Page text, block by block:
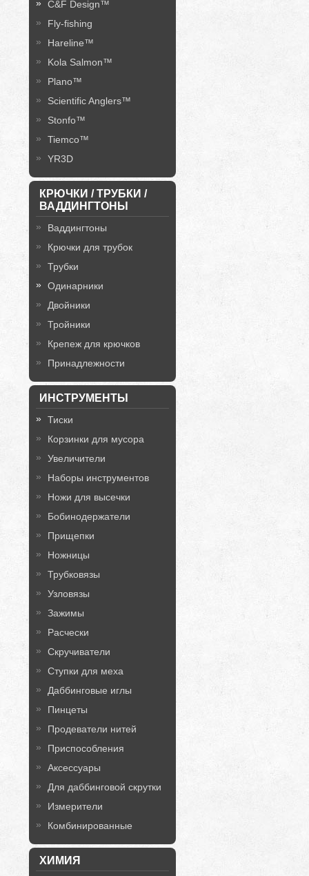
C&F Design™
Fly-fishing
Hareline™
Kola Salmon™
Plano™
Scientific Anglers™
Stonfo™
Tiemco™
YR3D
КРЮЧКИ / ТРУБКИ /
ВАДДИНГТОНЫ
Ваддингтоны
Крючки для трубок
Трубки
Одинарники
Двойники
Тройники
Крепеж для крючков
Принадлежности
ИНСТРУМЕНТЫ
Тиски
Корзинки для мусора
Увеличители
Наборы инструментов
Ножи для высечки
Бобинодержатели
Прищепки
Ножницы
Трубковязы
Узловязы
Зажимы
Расчески
Скручиватели
Ступки для меха
Даббинговые иглы
Пинцеты
Продеватели нитей
Приспособления
Аксессуары
Для даббинговой скрутки
Измерители
Комбинированные
ХИМИЯ